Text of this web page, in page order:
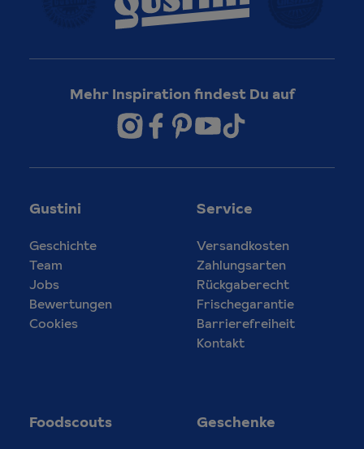
Mehr Inspiration findest Du auf
Gustini
Geschichte
Team
Jobs
Bewertungen
Cookies
Service
Versandkosten
Zahlungsarten
Rückgaberecht
Frischegarantie
Barrierefreiheit
Kontakt
Foodscouts Geschenke